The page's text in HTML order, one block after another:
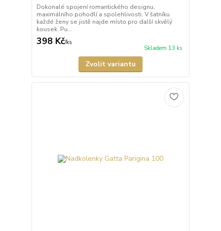
Dokonalé spojení romantického designu,
maximálního pohodlí a spolehlivosti. V šatníku
každé ženy se jistě najde místo pro další skvělý
kousek. Pu...
398 Kč/ks
Skladem 13 ks
Zvolit variantu